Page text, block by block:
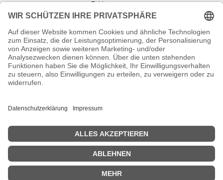
Zahlungsarten
Info zu Elektro- u. Elektronikgeräten
Batterieentsorgung
Informationen zur Echtheit von Kundenbewertungen
© Copyright 2026 Wohnambiente-Shop